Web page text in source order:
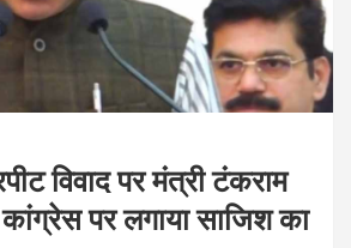
विवाद पर मंत्री टंकराम
कांग्रेस पर लगाया साजिश का